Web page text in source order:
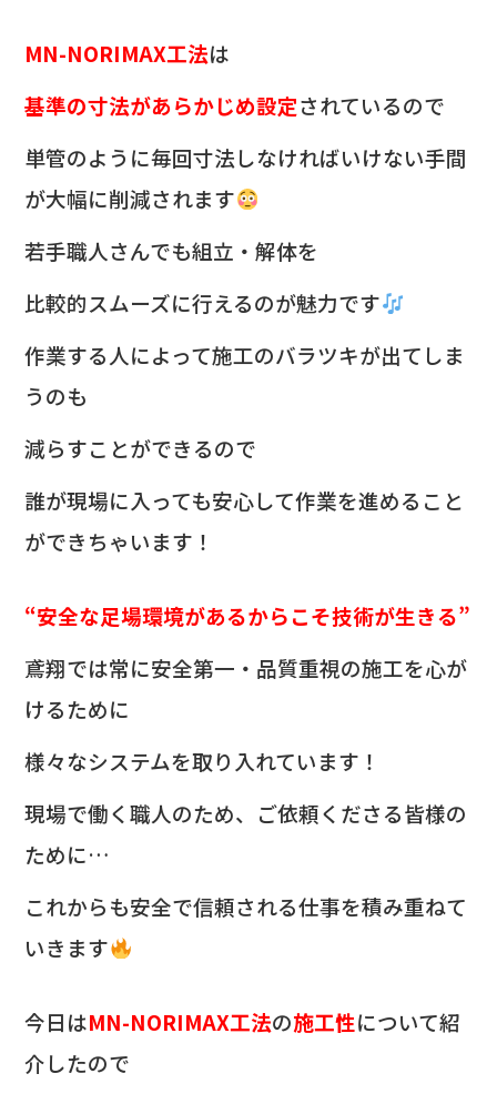
MN-NORIMAX工法は
基準の寸法があらかじめ設定されているので
単管のように毎回寸法しなければいけない手間
が大幅に削減されます
若手職人さんでも組立・解体を
比較的スムーズに行えるのが魅力です
作業する人によって施工のバラツキが出てしま
うのも
減らすことができるので
誰が現場に入っても安心して作業を進めること
ができちゃいます！
“安全な足場環境があるからこそ技術が生きる”
鳶翔では常に安全第一・品質重視の施工を心が
けるために
様々なシステムを取り入れています！
現場で働く職人のため、ご依頼くださる皆様の
ために…
これからも安全で信頼される仕事を積み重ねて
いきます
今日はMN-NORIMAX工法の施工性について紹
介したので